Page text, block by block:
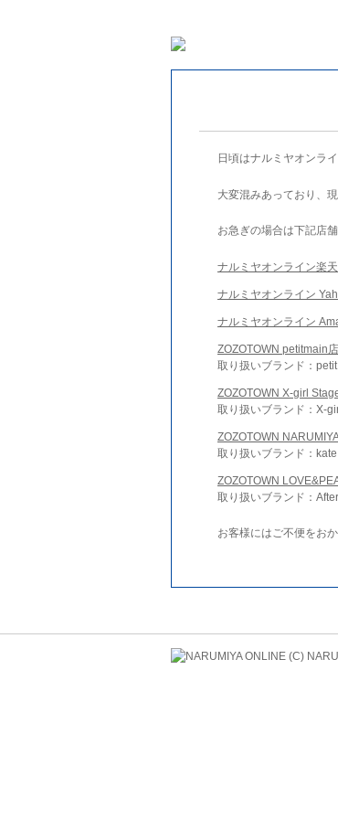
日頃はナルミヤオンラ
大変混みあっており、
お急ぎの場合は下記店
ナルミヤオンライン楽
ナルミヤオンライン
ナルミヤオンライン
ZOZOTOWN petitmain店
取り扱いブランド：
ZOZOTOWN X-girl
取り扱いブランド：X-
ZOZOTOWN
取り扱いブランド：
ZOZOTOWN
取り扱いブランド：
お客様にはご不便をお